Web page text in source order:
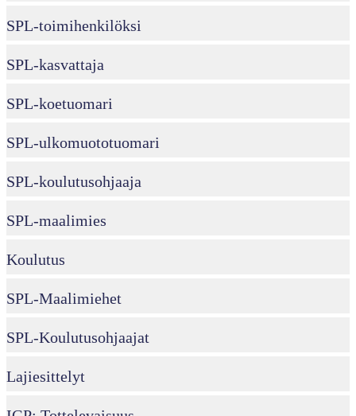
SPL-toimihenkilöksi
SPL-kasvattaja
SPL-koetuomari
SPL-ulkomuototuomari
SPL-koulutusohjaaja
SPL-maalimies
Koulutus
SPL-Maalimiehet
SPL-Koulutusohjaajat
Lajiesittelyt